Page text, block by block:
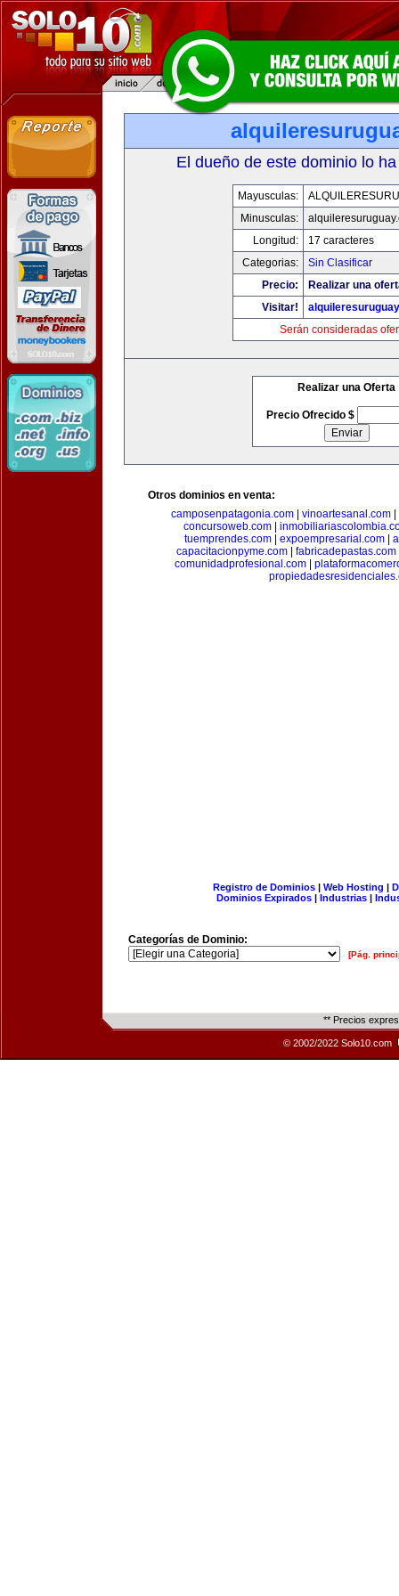
El dueño de este dominio lo
Mayusculas:
Minusculas:
Longitud:
17 caracteres
Categorias:
Sin Clasificar
Precio:
Realizar una
Visitar!
Serán consideradas
Realizar una Oferta
Precio Ofrecido $
Otros dominios en venta:
camposenpatagonia.com| vinoartesanal.com|
concursoweb.com
tuemprendes.com
expoempresarial.com
capacitacionpyme.com
fabricadepastas.com
comunidadprofesional.com|
Registro de Dominios| Web Hosting |
Dominios Expirados | Industrias |
Categorías de Dominio:
[Pág.
** Precios
© 2002/2022 Solo10.com